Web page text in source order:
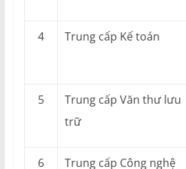
4 Trung cấp Kế toán
5
Trung cấp Văn thư lưu
trữ
6 Trung cấp Công nghệ